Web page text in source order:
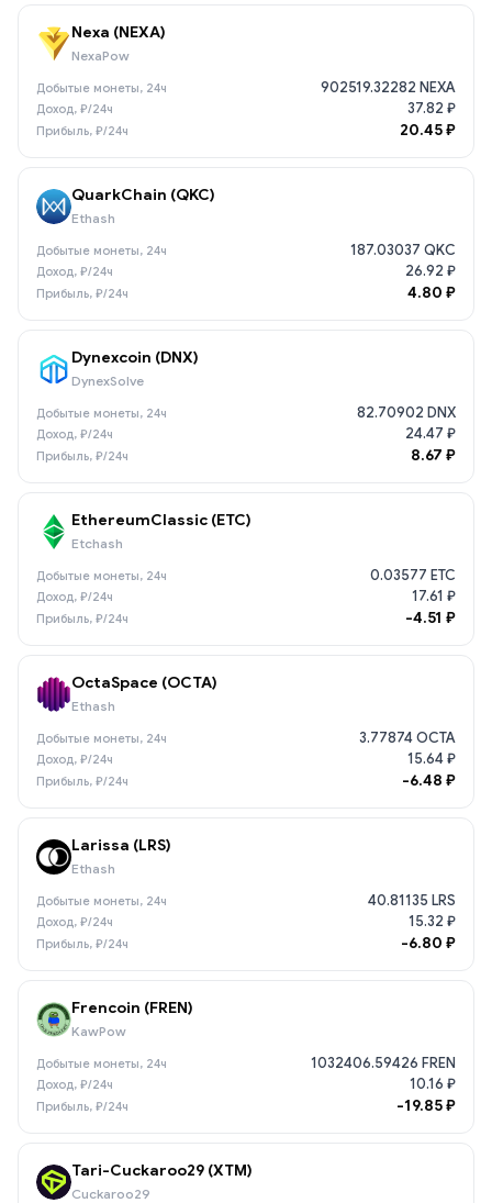
Nexa (NEXA)
NexaPow
902519.32282 NEXA
37.82 ₽
20.45 ₽
QuarkChain (QKC)
Ethash
187.03037 QKC
26.92 ₽
4.80 ₽
Dynexcoin (DNX)
DynexSolve
82.70902 DNX
24.47 ₽
8.67 ₽
EthereumClassic (ETC)
Etchash
0.03577 ETC
17.61 ₽
-4.51 ₽
OctaSpace (OCTA)
Ethash
3.77874 OCTA
15.64 ₽
-6.48 ₽
Larissa (LRS)
Ethash
40.81135 LRS
15.32 ₽
-6.80 ₽
Frencoin (FREN)
KawPow
1032406.59426 FREN
10.16 ₽
-19.85 ₽
Tari-Cuckaroo29 (XTM)
Cuckaroo29